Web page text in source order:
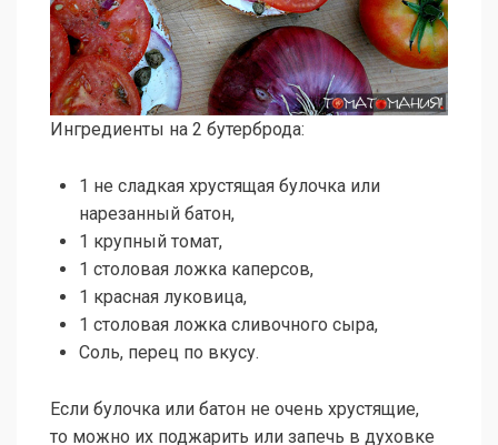
Ингредиенты на 2 бутерброда:
1 не сладкая хрустящая булочка или
нарезанный батон,
1 крупный томат,
1 столовая ложка каперсов,
1 красная луковица,
1 столовая ложка сливочного сыра,
Соль, перец по вкусу.
Если булочка или батон не очень хрустящие,
то можно их поджарить или запечь в духовке